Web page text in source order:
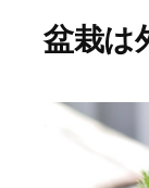
盆栽は